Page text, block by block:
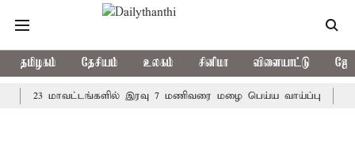
தமிழகம் தேசியம் உலகம் சினிமா விளையாட்டு
மாவட்டங்களில் இரவு 7 மணிவரை மழை பெய்ய வாய்ப்பு கொரிய